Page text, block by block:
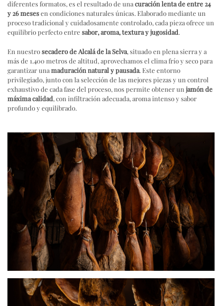
diferentes formatos, es el resultado de unacuración lenta de entre 24
y 26 mesesen condiciones naturales únicas. Elaborado mediante un
proceso tradicional y cuidadosamente controlado, cada pieza ofrece un
equilibrio perfecto entre sabor, aroma, textura y jugosidad.
En nuestrosecadero de Alcalá de la Selva, situado en plena sierra y a
más de 1.400 metros de altitud, aprovechamos el clima frío y seco para
garantizar unamaduración natural y pausada. Este entorno
privilegiado, junto con la selección de las mejores piezas y un control
exhaustivo de cada fase del proceso, nos permite obtener un jamón de
máxima calidad, con infiltración adecuada, aroma intenso y sabor
profundo y equilibrado.